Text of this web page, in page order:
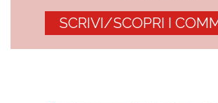
SCRIVI/SCOPRI I